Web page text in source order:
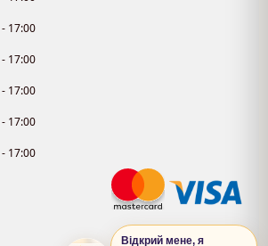
17:00
17:00
17:00
17:00
17:00
Відкрий мене, я